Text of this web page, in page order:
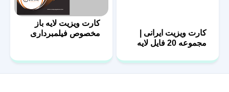
مجموعه 20 فایل لایه
باز | سری اول
کارت ویزیت لایه باز
مخصوص فیلمبرداری